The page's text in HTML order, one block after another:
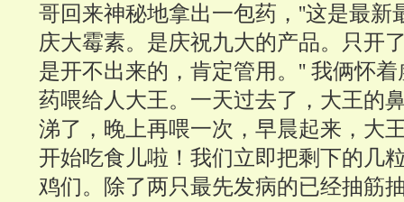
哥回来神秘地拿出一包药，''这是最新
庆大霉素。是庆祝九大的产品。只开
是开不出来的，肯定管用。'' 我俩怀
药喂给人大王。一天过去了，大王的
涕了，晚上再喂一次，早晨起来，大
开始吃食儿啦！我们立即把剩下的几
鸡们。除了两只最先发病的已经抽筋